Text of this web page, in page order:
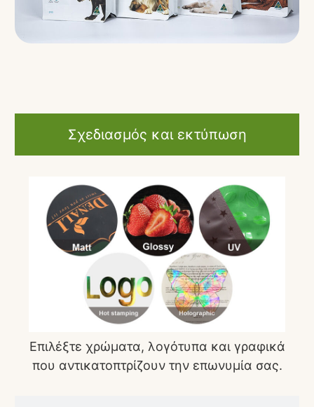
Σχεδιασμός και εκτύπωση
Επιλέξτε χρώματα, λογότυπα και γραφικά
που αντικατοπτρίζουν την επωνυμία σας.